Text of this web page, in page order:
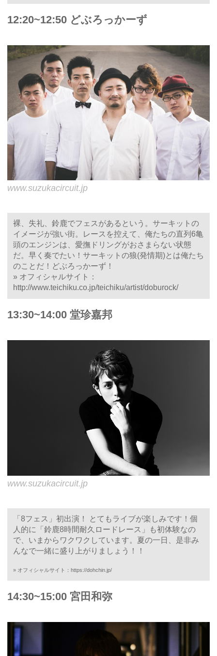
12:20~12:50 どぶろっかーず
www.suzukacircuit.jp
裸、失礼、鈴鹿でフェスがあるという。サーキットの
イメージが強い街。レースを控えて、俺たちの直列6亀
頭のエンジンは、愛撫ドリングがおさまらない状態
だ。早く奏でたい！サーキットの狼(発情期)とは俺たち
のことだ！どぶろっかーず！
» オフィシャルサイト：
http://www.teichiku.co.jp/teichiku/artist/doburock/
13:30~14:00 堂珍嘉邦
www.suzukacircuit.jp
「8フェス」初出演！ とてもライブが楽しみです！個
人的に「鈴鹿8時間耐久ロードレース」も初体験なの
で、いまからワクワクしています。夏の一日、是非み
んなで一緒に盛り上がりましょう！！
» オフィシャルサイト： https://dohchin.jp/
14:30~15:00 宮田和弥